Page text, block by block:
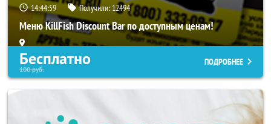
14:44:56 Получили: 12494
Меню KillFish Discount Bar по доступным ценам!
Бесплатно
100руб.
ПОДРОБНЕЕ